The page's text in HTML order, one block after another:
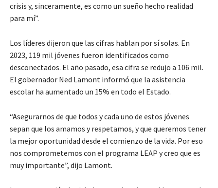
crisis y, sinceramente, es como un sueño hecho realidad
para mí”.
Los líderes dijeron que las cifras hablan por sí solas. En
2023, 119 mil jóvenes fueron identificados como
desconectados. El año pasado, esa cifra se redujo a 106 mil.
El gobernador Ned Lamont informó que la asistencia
escolar ha aumentado un 15% en todo el Estado.
“Asegurarnos de que todos y cada uno de estos jóvenes
sepan que los amamos y respetamos, y que queremos tener
la mejor oportunidad desde el comienzo de la vida. Por eso
nos comprometemos con el programa LEAP y creo que es
muy importante”, dijo Lamont.